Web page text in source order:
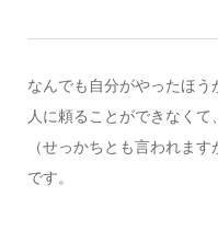
なんでも自分がやったほう
人に頼ることができなく
（せっかちとも言われま
です。